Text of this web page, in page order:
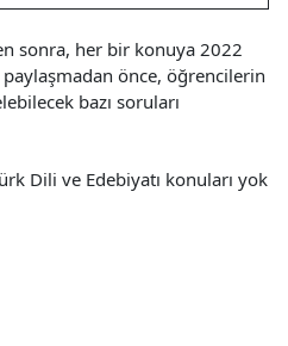
sonra, her bir konuya 2022
paylaşmadan önce, öğrencilerin
bazı soruları
Dili ve Edebiyatı konuları yok